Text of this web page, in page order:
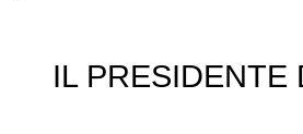
IL PRESIDENTE